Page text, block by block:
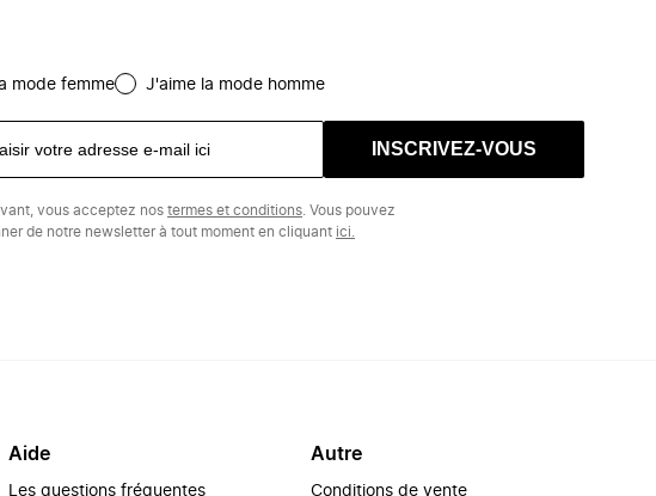
mode femme J'aime la mode homme
INSCRIVEZ-VOUS
vous acceptez nos termes et conditions . Vous pouvez
de notre newsletter à tout moment en cliquant ici.
Aide
Les questions fréquentes
Autre
Conditions de vente